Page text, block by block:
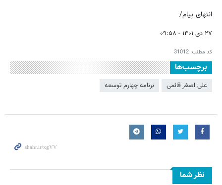
انتهای پیام/
۲۷ دی ۱۴۰۱ - ۰۹:۵۸
کد مطلب: 31012
برچسب‌ها
علی اصغر قائمی برنامه چهارم توسعه
نظر شما